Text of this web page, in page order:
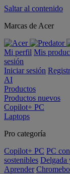
Saltar al contenido
Marcas de Acer
Mi perfil Mis
sesión
Iniciar sesión
AI
Productos
Productos nuevos
Copilot+ PC
Laptops
Pro categoría
Copilot+ PC PC
sostenibles Delgada
Aprender